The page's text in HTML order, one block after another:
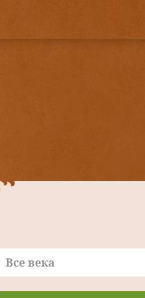
Все века